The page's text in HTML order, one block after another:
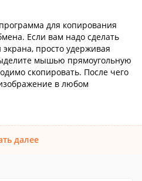
для копирования
Если вам надо сделать
просто удерживая
мышью прямоугольную
скопировать. После чего
в любом
далее